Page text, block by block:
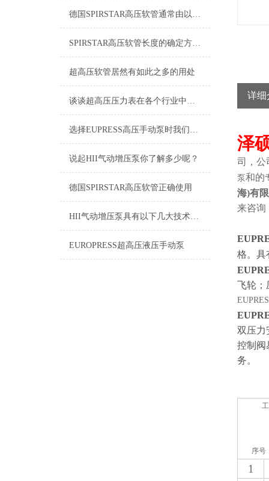
德国SPIRSTAR高压软管通常由以下几个主要部分组成
SPIRSTAR高压软管长度的确定方法及胶层选材注意事项
超高压软管居然有如此之多的用处
谈谈超高压压力表在各个行业中的应用
选择EUPRESS高压手动泵时我们应该考虑什么呢？
说起HII气动增压泵你了解多少呢？
德国SPIRSTAR高压软管正确使用
HII气动增压泵具有以下几大技术特点
EUROPRESS超高压液压手动泵
详细
泽
司，公
泵和的
海)有
来咨询
格。具
飞轮；
双压力
控制阀
务。
序号
1